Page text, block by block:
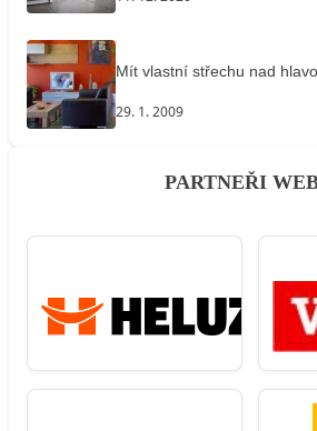
Mít vlastní střechu nad
29. 1. 2009
PARTNEŘI